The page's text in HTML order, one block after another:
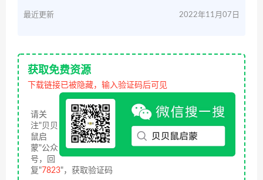
最近更新 2022年11月07日
获取免费资源
下载链接已被隐藏，输入验证码后可见
请关
注"贝贝
鼠启
蒙"公众
号，回
复"7823"，获取验证码